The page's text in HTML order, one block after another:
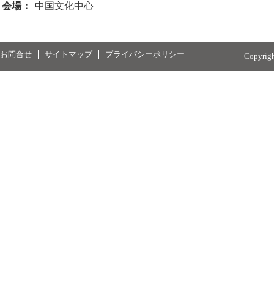
会場：
中国文化中心
お問合せ サイトマップ プライバシーポリシー